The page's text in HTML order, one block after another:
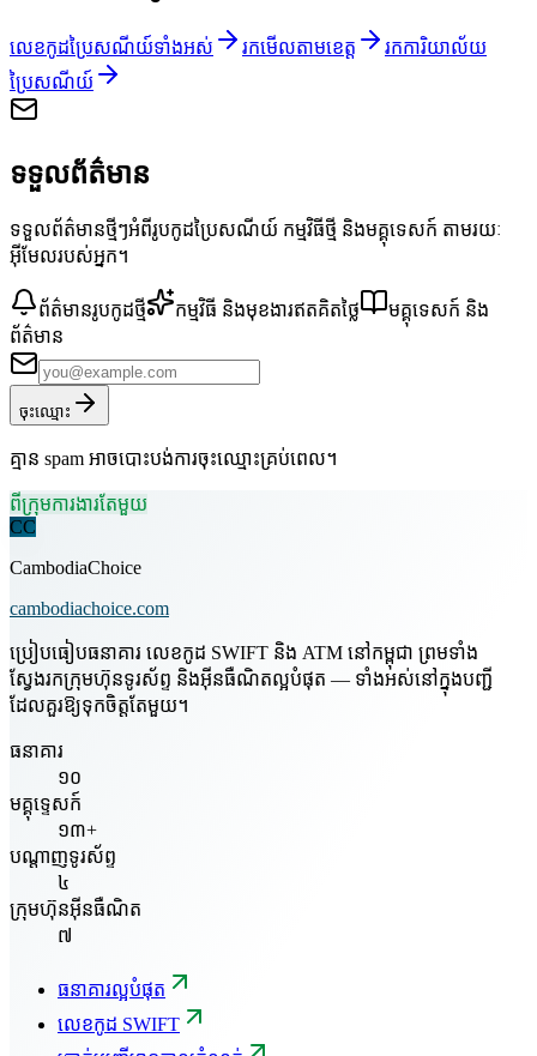
លេខកូដប្រៃសណីយ៍ទាំងអស់ រកមើលតាមខេត្ត
រកការិយាល័យ
ប្រៃសណីយ៍
ទទួលព័ត៌មាន
ទទួលព័ត៌មានថ្មីៗអំពីរូបកូដប្រៃសណីយ៍ កម្មវិធីថ្មី និងមគ្គុទេសក៍ តាមរយៈ
អ៊ីមែលរបស់អ្នក។
ព័ត៌មានរូបកូដថ្មី កម្មវិធី និងមុខងារឥតគិតថ្លៃ
មគ្គុទេសក៍ និង
ព័ត៌មាន
ចុះឈ្មោះ
គ្មាន spam អាចបោះបង់ការចុះឈ្មោះគ្រប់ពេល។
ពីក្រុមការងារតែមួយ
CC
CambodiaChoice
cambodiachoice.com
ប្រៀបធៀបធនាគារ លេខកូដ SWIFT និង ATM នៅកម្ពុជា ព្រមទាំង
ស្វែងរកក្រុមហ៊ុនទូរស័ព្ទ និងអ៊ីនធឺណិតល្អបំផុត — ទាំងអស់នៅក្នុងបញ្ជី
ដែលគួរឱ្យទុកចិត្តតែមួយ។
ធនាគារ
១០
មគ្គុទ្ទេសក៍
១៣+
បណ្តាញទូរស័ព្ទ
៤
ក្រុមហ៊ុនអ៊ីនធឺណិត
៧
ធនាគារល្អបំផុត
លេខកូដ SWIFT